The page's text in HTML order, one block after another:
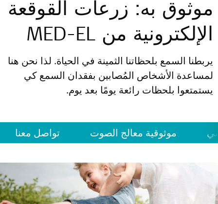
موثوق به: زرعات القوقعة
الإلكترونية من MED-EL
يربطنا السمع بلحظاتنا الثمينة في الحياة. لذا نحن هنا
لمساعدة الأشخاص المُصابين بفقدان السمع كي
يستمتعوا بلحظات رائعة يومًا بعد يوم.
موثوقية معالج الصوت تواصل معنا